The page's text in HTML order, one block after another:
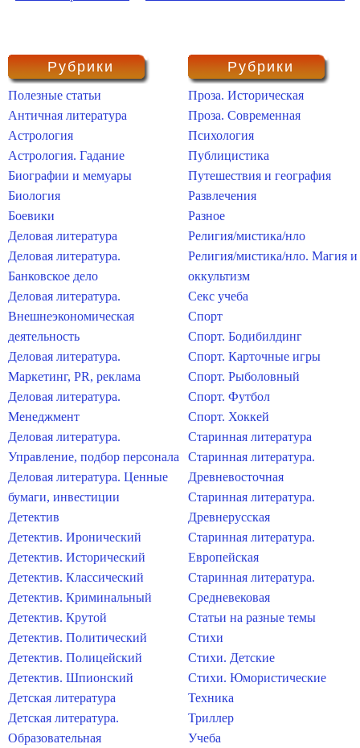
Рубрики
Полезные статьи
Античная литература
Астрология
Астрология. Гадание
Биографии и мемуары
Биология
Боевики
Деловая литература
Деловая литература.
Банковское дело
Деловая литература.
Внешнеэкономическая
деятельность
Деловая литература.
Маркетинг, PR, реклама
Деловая литература.
Менеджмент
Деловая литература.
Управление, подбор персонала
Деловая литература. Ценные
бумаги, инвестиции
Детектив
Детектив. Иронический
Детектив. Исторический
Детектив. Классический
Детектив. Криминальный
Детектив. Крутой
Детектив. Политический
Детектив. Полицейский
Детектив. Шпионский
Детская литература
Детская литература.
Образовательная
Рубрики
Проза. Историческая
Проза. Современная
Психология
Публицистика
Путешествия и география
Развлечения
Разное
Религия/мистика/нло
Религия/мистика/нло. Магия и
оккультизм
Секс учеба
Спорт
Спорт. Бодибилдинг
Спорт. Карточные игры
Спорт. Рыболовный
Спорт. Футбол
Спорт. Хоккей
Старинная литература
Старинная литература.
Древневосточная
Старинная литература.
Древнерусская
Старинная литература.
Европейская
Старинная литература.
Средневековая
Статьи на разные темы
Стихи
Стихи. Детские
Стихи. Юмористические
Техника
Триллер
Учеба